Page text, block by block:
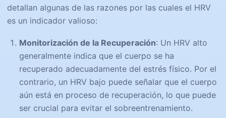
detallan algunas de las razones por las cuales el HRV
es un indicador valioso:
Monitorización de la Recuperación: Un HRV alto
generalmente indica que el cuerpo se ha
recuperado adecuadamente del estrés físico. Por el
contrario, un HRV bajo puede señalar que el cuerpo
aún está en proceso de recuperación, lo que puede
ser crucial para evitar el sobreentrenamiento.